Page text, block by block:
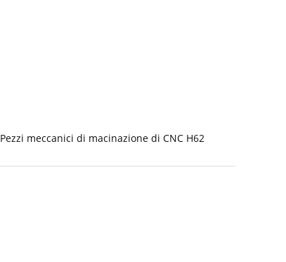
Pezzi meccanici di macinazione di CNC H62